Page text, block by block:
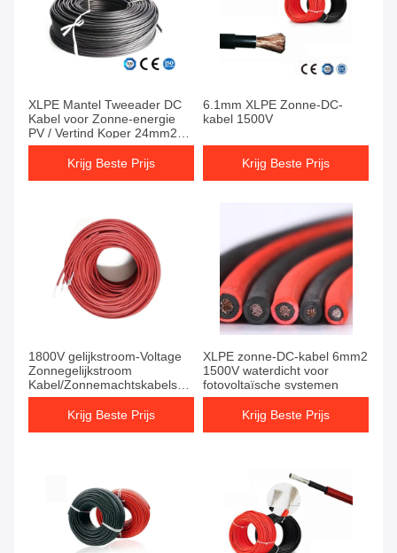
XLPE Mantel Tweeader DC
Kabel voor Zonne-energie
PV / Vertind Koper 24mm2
Zonne-energie DC Kabel
Krijg Beste Prijs
6.1mm XLPE Zonne-DC-
kabel 1500V
Krijg Beste Prijs
1800V gelijkstroom-Voltage
Zonnegelijkstroom
Kabel/Zonnemachtskabels
voor Machtsgeneratie
Krijg Beste Prijs
XLPE zonne-DC-kabel 6mm2
1500V waterdicht voor
fotovoltaïsche systemen
Krijg Beste Prijs